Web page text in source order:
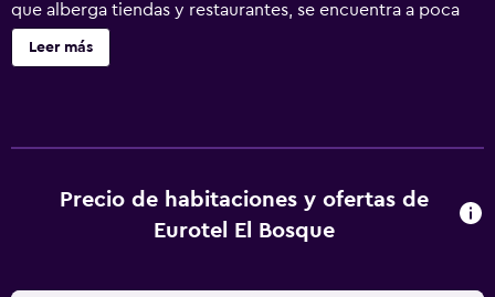
que alberga tiendas y restaurantes, se encuentra a poca
distancia a pie. El Eurotel El Bosque dispone de
habitaciones y suites modernas y cómodas. Todas cuentan
Leer más
Precio de habitaciones y ofertas de
Eurotel El Bosque